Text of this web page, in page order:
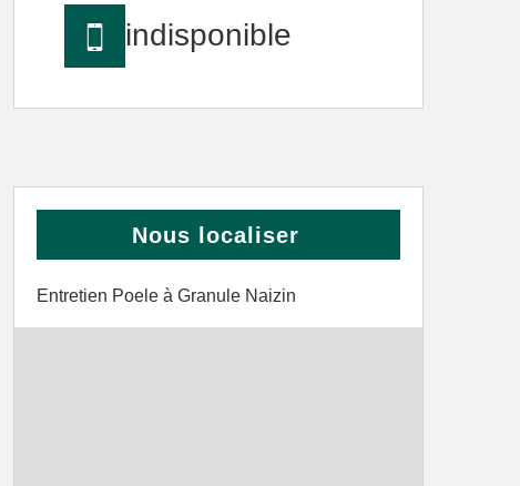
indisponible
Nous localiser
Entretien Poele à Granule Naizin